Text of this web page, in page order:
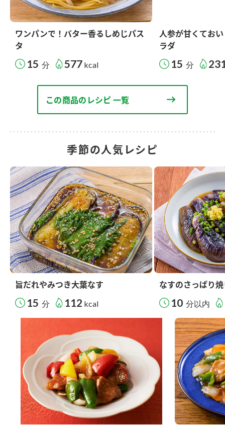
ワンパンで！バター香るしめじパス
タ
15 分 577 kcal
人参が甘くてお
ラダ
15 分
この商品のレシピ 一覧
季節の人気レシピ
旨だれやみつき大葉なす
15 分 112 kcal
なすのさっぱり
10 分以内